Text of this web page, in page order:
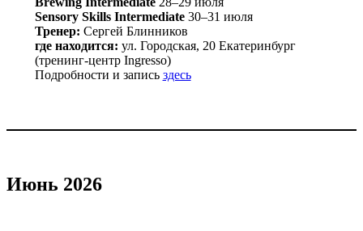
Sensory Skills Intermediate30–31 июля
Тренер: Сергей Блинников
где находится: ул. Городская, 20 Екатеринбург
(тренинг-центр Ingresso)
Подробности и запись здесь
Июнь 2026